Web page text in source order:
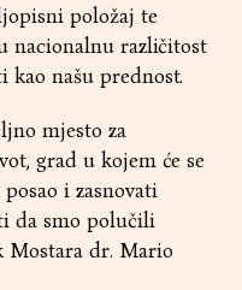
položaj te
nacionalnu različitost
našu prednost.
mjesto za
grad u kojem će se
i zasnovati
da smo polučili
Mostara dr. Mario